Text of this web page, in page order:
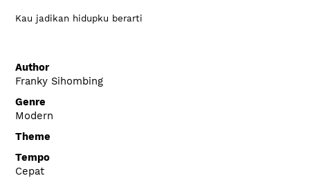
Kau jadikan hidupku berarti
Author
Franky Sihombing
Genre
Modern
Theme
Tempo
Cepat